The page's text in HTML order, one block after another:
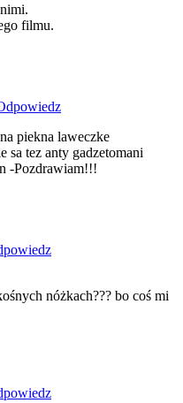
filmu.
piekna laweczke
sa tez anty gadzetomani
-Pozdrawiam!!!
nóżkach??? bo coś mi